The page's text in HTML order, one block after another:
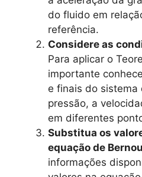
do fluido em
referência.
Considere as
Para aplicar o
importante
e finais do sistema
pressão, a
em diferentes
Substitua os
equação de
informações